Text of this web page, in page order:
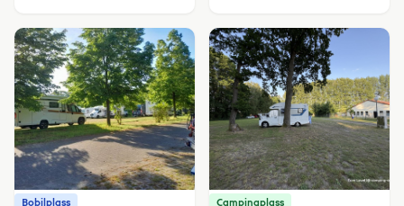
Bobilplass Campingplass